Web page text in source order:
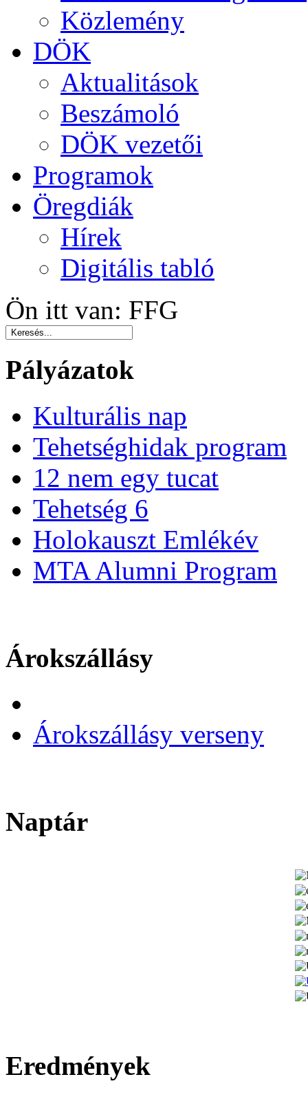
Közlemény
DÖK
Aktualitások
Beszámoló
DÖK vezetői
Programok
Öregdiák
Hírek
Digitális tabló
Ön itt van: FFG
Pályázatok
Kulturális nap
Tehetséghidak program
12 nem egy tucat
Tehetség 6
Holokauszt Emlékév
MTA Alumni Program
Árokszállásy
Árokszállásy verseny
Naptár
Eredmények